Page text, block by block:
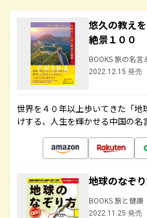
悠久の教え
絶景１００
BOOKS 旅の名言
2022.12.15 発売
世界を４０年以上歩いてきた「
けする、人生を輝かせる中国の名
地球のなぞ
BOOKS 旅と健康
2022.11.25 発売